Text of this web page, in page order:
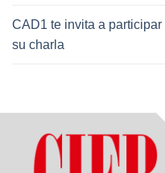
CAD1 te invita a participar
su charla